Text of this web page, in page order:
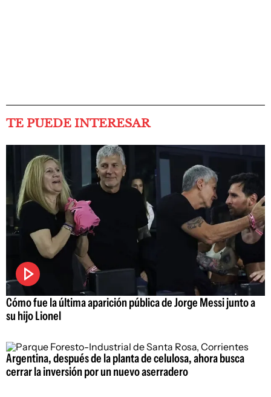
TE PUEDE INTERESAR
Cómo fue la última aparición pública de Jorge Messi junto a
su hijo Lionel
Argentina, después de la planta de celulosa, ahora busca
cerrar la inversión por un nuevo aserradero